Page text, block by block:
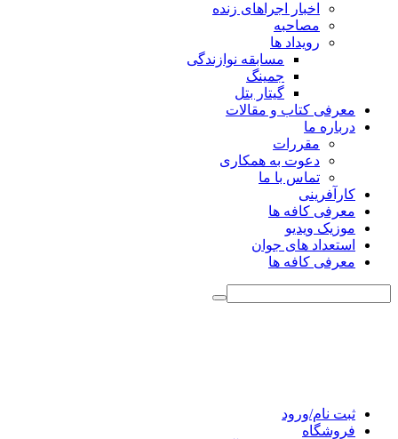
اخبار اجراهای زنده
مصاحبه
رویداد ها
مسابقه نوازندگی
جمینگ
گیتار بتل
معرفی کتاب و مقالات
درباره ما
مقررات
دعوت به همکاری
تماس با ما
کارآفرینی
معرفی کافه ها
موزیک ویدیو
استعداد های جوان
معرفی کافه ها
ثبت نام/ورود
فروشگاه